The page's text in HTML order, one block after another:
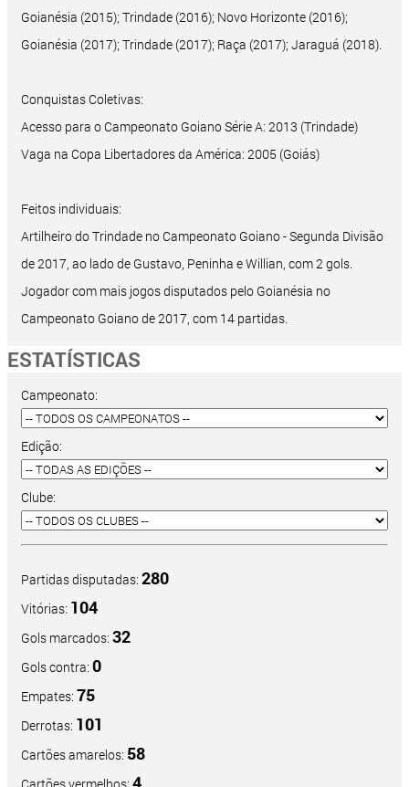
Goianésia (2015); Trindade (2016); Novo Horizonte (2016);
Goianésia (2017); Trindade (2017); Raça (2017); Jaraguá (2018).
Conquistas Coletivas:
Acesso para o Campeonato Goiano Série A: 2013 (Trindade)
Vaga na Copa Libertadores da América: 2005 (Goiás)
Feitos individuais:
Artilheiro do Trindade no Campeonato Goiano - Segunda Divisão
de 2017, ao lado de Gustavo, Peninha e Willian, com 2 gols.
Jogador com mais jogos disputados pelo Goianésia no
Campeonato Goiano de 2017, com 14 partidas.
ESTATÍSTICAS
Campeonato:
Edição:
Clube:
Partidas disputadas: 280
Vitórias: 104
Gols marcados: 32
Gols contra: 0
Empates: 75
Derrotas: 101
Cartões amarelos: 58